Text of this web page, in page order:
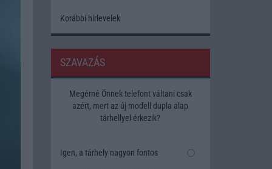
Korábbi hírlevelek
SZAVAZÁS
Megérné Önnek telefont váltani csak
azért, mert az új modell dupla alap
tárhellyel érkezik?
Igen, a tárhely nagyon fontos